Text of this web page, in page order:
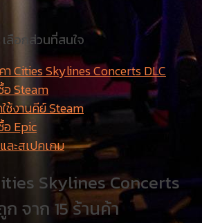
ลือกส่วนที่สนใจ
า Cities Skylines Concerts DLC
Steam
ช้งานคีย์ Steam
Epic
ละสเปคเกม
Skylines Concerts
ก จาก 15 ร้านค้า